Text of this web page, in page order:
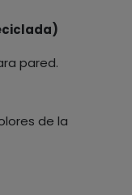
pared.
de la